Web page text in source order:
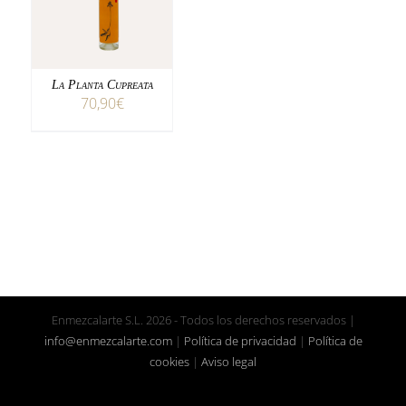
DETALLES
La Planta Cupreata
70,90€
Enmezcalarte S.L. 2026 - Todos los derechos reservados |
info@enmezcalarte.com| Política de privacidad | Política de
cookies | Aviso legal